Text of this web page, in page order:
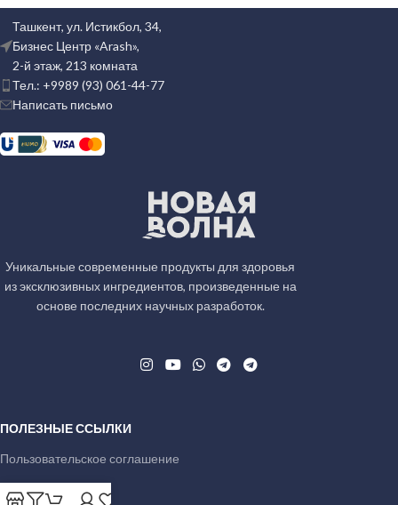
Ташкент, ул. Истикбол, 34,
Бизнес Центр «Arash»,
2-й этаж, 213 комната
Тел.: +9989 (93) 061-44-77
Написать письмо
Уникальные современные продукты для здоровья
из эксклюзивных ингредиентов, произведенные на
основе последних научных разработок.
ПОЛЕЗНЫЕ ССЫЛКИ
Пользовательское соглашение
Доставка